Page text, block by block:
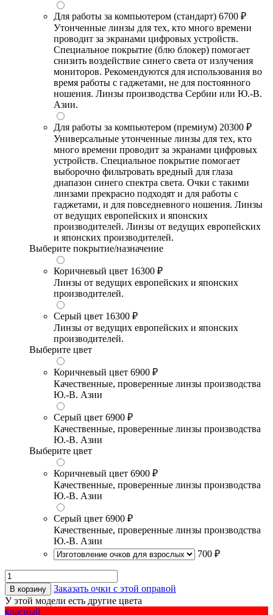
Для работы за компьютером (стандарт) 6700 ₽
Утонченные линзы для тех, кто много времени
проводит за экранами цифровых устройств.
Специальное покрытие (блю блокер) помогает
снизить воздействие синего света от излучения
мониторов. Рекомендуются для использования во
время работы с гаджетами, не для постоянного
ношения. Линзы производства Сербии или Ю.-В.
Азии.
Для работы за компьютером (премиум) 20300 ₽
Универсальные утонченные линзы для тех, кто
много времени проводит за экранами цифровых
устройств. Специальное покрытие помогает
выборочно фильтровать вредный для глаза
диапазон синего спектра света. Очки с такими
линзами прекрасно подходят и для работы с
гаджетами, и для повседневного ношения. Линзы
от ведущих европейских и японских
производителей. Линзы от ведущих европейских
и японских производителей.
Выберите покрытие/назначение
Коричневый цвет 16300 ₽
Линзы от ведущих европейских и японских
производителей.
Серый цвет 16300 ₽
Линзы от ведущих европейских и японских
производителей.
Выберите цвет
Коричневый цвет 6900 ₽
Качественные, проверенные линзы производства
Ю.-В. Азии
Серый цвет 6900 ₽
Качественные, проверенные линзы производства
Ю.-В. Азии
Выберите цвет
Коричневый цвет 6900 ₽
Качественные, проверенные линзы производства
Ю.-В. Азии
Серый цвет 6900 ₽
Качественные, проверенные линзы производства
Ю.-В. Азии
700 ₽
В корзину
Заказать очки с этой оправой
У этой модели есть другие цвета
красный